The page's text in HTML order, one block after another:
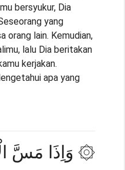
bersyukur, Dia
yang
orang lain. Kemudian,
lalu Dia beritakan
kerjakan.
apa yang
۞ وَاِذَا مَسَّ